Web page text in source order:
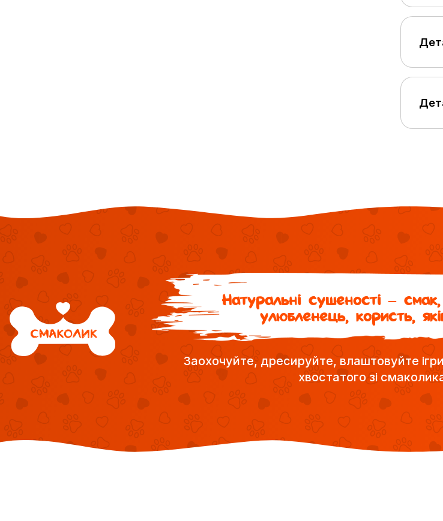
Натуральні сушеності –
улюбленець, користь,
Заохочуйте, дресируйте, влаштовуйте
хвостатого зі